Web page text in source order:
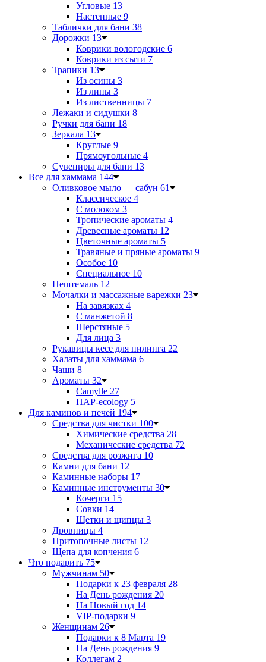
Угловые 13
Настенные 9
Таблички для бани 38
Дорожки 13
Коврики вологодские 6
Коврики из сыти 7
Трапики 13
Из осины 3
Из липы 3
Из лиственницы 7
Лежаки и сидушки 8
Ручки для бани 18
Зеркала 13
Круглые 9
Прямоугольные 4
Сувениры для бани 13
Все для хаммама 144
Оливковое мыло — сабун 61
Классическое 4
С молоком 3
Тропические ароматы 4
Древесные ароматы 12
Цветочные ароматы 5
Травяные и пряные ароматы 9
Особое 10
Специальное 10
Пештемаль 12
Мочалки и массажные варежки 23
На завязках 4
С манжетой 8
Шерстяные 5
Для лица 3
Рукавицы кесе для пилинга 22
Халаты для хаммама 6
Чаши 8
Ароматы 32
Camylle 27
ПАР-ecology 5
Для каминов и печей 194
Средства для чистки 100
Химические средства 28
Механические средства 72
Средства для розжига 10
Камни для бани 12
Каминные наборы 17
Каминные инструменты 30
Кочерги 15
Совки 14
Щетки и щипцы 3
Дровницы 4
Притопочные листы 12
Щепа для копчения 6
Что подарить 75
Мужчинам 50
Подарки к 23 февраля 28
На День рождения 20
На Новый год 14
VIP-подарки 9
Женщинам 26
Подарки к 8 Марта 19
На День рождения 9
Коллегам 2